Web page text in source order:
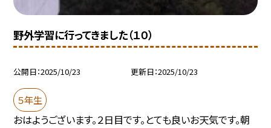
野外学習に行ってきました（１０）
公開日 2025/10/23 更新日 2025/10/23
５年生
おはようございます。２日目です。とても良いお天気です。朝